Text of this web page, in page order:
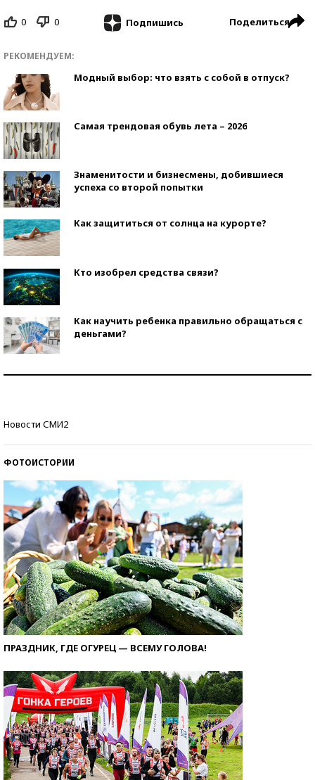
0 0 Подпишись Поделиться
РЕКОМЕНДУЕМ:
Модный выбор: что взять с собой в отпуск?
Самая трендовая обувь лета – 2026
Знаменитости и бизнесмены, добившиеся
успеха со второй попытки
Как защититься от солнца на курорте?
Кто изобрел средства связи?
Как научить ребенка правильно обращаться с
деньгами?
Новости СМИ2
ФОТОИСТОРИИ
ПРАЗДНИК, ГДЕ ОГУРЕЦ — ВСЕМУ ГОЛОВА!